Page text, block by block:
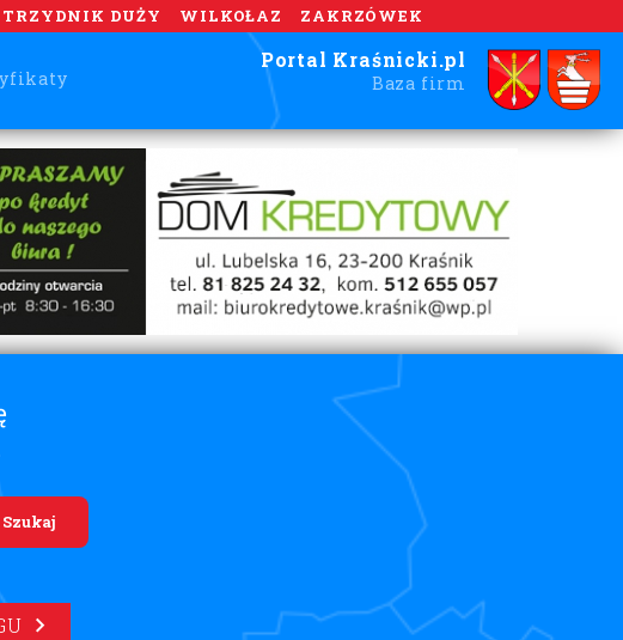
TRZYDNIK DUŻY WILKOŁAZ ZAKRZÓWEK
Portal Kraśnicki.pl
Baza firm